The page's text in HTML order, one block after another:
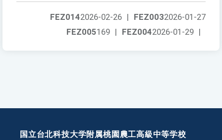
FEZ0032026-01-27
FEZ0142026-02-26 |
FEZ0042026-01-29 |
FEZ005169 |
国立台北科技大学附属桃園農工高級中等学校